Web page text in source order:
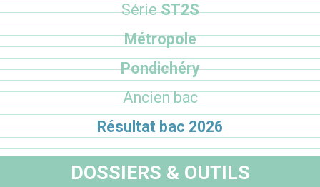
SérieST2S
Métropole
Pondichéry
Ancien bac
Résultat bac 2026
DOSSIERS & OUTILS